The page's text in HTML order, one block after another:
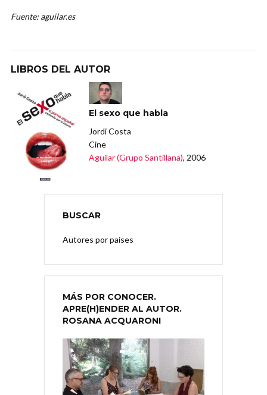
Fuente: aguilar.es
LIBROS DEL AUTOR
El sexo que habla
Jordi Costa
Cine
Aguilar (Grupo Santillana), 2006
BUSCAR
Autores por países
MÁS POR CONOCER.
APRE(H)ENDER AL AUTOR.
ROSANA ACQUARONI